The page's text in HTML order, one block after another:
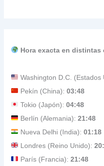
Hora exacta en
Washington D.C. (Estados
Pekín (China):03:48
Tokio (Japón):04:48
Berlín (Alemania):21:48
Nueva Delhi (India):01:18
Londres (Reino Unido):
París (Francia):21:48